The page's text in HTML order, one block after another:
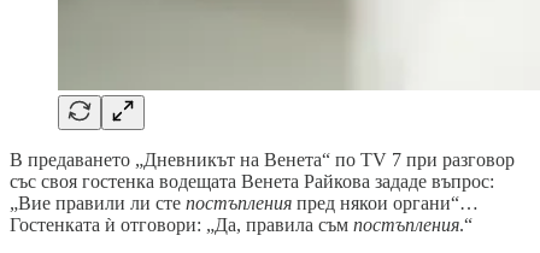
В предаването „Дневникът на Венета“ по TV 7 при разговор
със своя гостенка водещата Венета Райкова зададе въпрос:
„Вие правили ли сте постъпления пред някои органи“…
Гостенката ѝ отговори: „Да, правила съм постъпления.“